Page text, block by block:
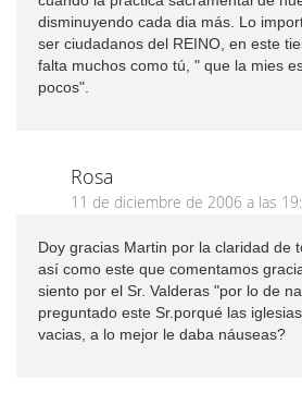
disminuyendo cada dia más. Lo
ser ciudadanos del REINO, en este
falta muchos como tú, " que la mies
pocos".
Rosa
11 de diciembre de 2006 a las
Doy gracias Martin por la claridad de
así como este que comentamos
siento por el Sr. Valderas "por lo de
preguntado este Sr.porqué las
vacias, a lo mejor le daba náuseas?